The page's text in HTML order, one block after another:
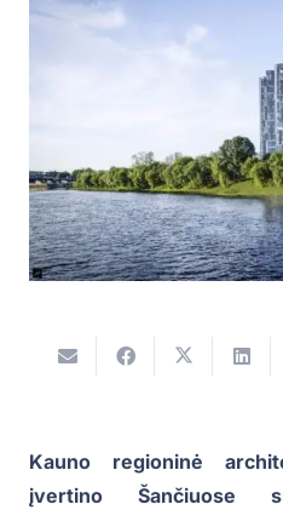
Kauno regioninė
įvertino Šančiuose